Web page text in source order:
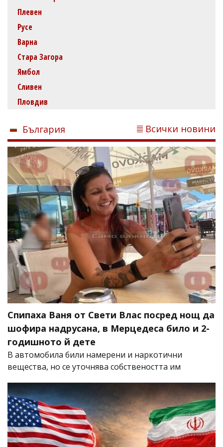
Плевен
Русе
Варна
Стара Загора
Ямбол
Сливен
Пловдив
България Всички новини
Спипаха Ваня от Свети Влас посред нощ да
шофира надрусана, в Мерцедеса било и 2-
годишното й дете
В автомобила били намерени и наркотични
вещества, но се уточнява собствеността им